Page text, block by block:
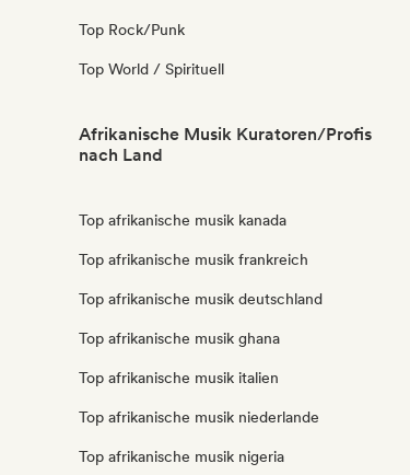
Top Rock/Punk
Top World / Spirituell
Afrikanische Musik Kuratoren/Profis
nach Land
Top afrikanische musik kanada
Top afrikanische musik frankreich
Top afrikanische musik deutschland
Top afrikanische musik ghana
Top afrikanische musik italien
Top afrikanische musik niederlande
Top afrikanische musik nigeria